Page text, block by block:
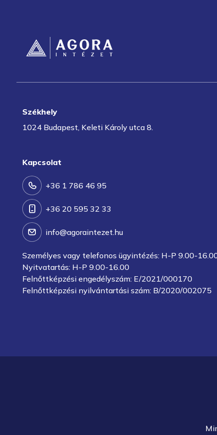
Székhely
1024 Budapest, Keleti Károly utca 8.
Kapcsolat
+36 1 786 46 95
+36 20 595 32 33
info@agoraintezet.hu
Személyes vagy telefonos ügyintézés: H-P 9.00-
Nyitvatartás: H-P 9.00-16.00
Felnőttképzési engedélyszám: E/2021/000170
Felnőttképzési nyilvántartási szám: B/2020/002075